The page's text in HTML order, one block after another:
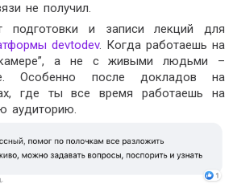
не получил.
подготовки и записи лекций для
devtodev. Когда работаешь на
а не с живыми людьми –
Особенно после докладов на
где ты все время работаешь на
аудиторию.